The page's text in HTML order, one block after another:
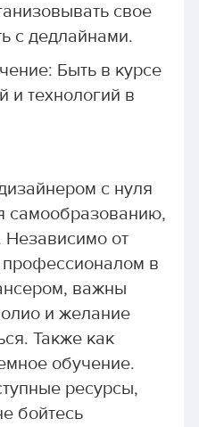
свое
с дедлайнами.
Быть в курсе
и технологий в
с нуля
самообразованию,
Независимо от
профессионалом в
важны
и желание
Также как
обучение.
ресурсы,
бойтесь